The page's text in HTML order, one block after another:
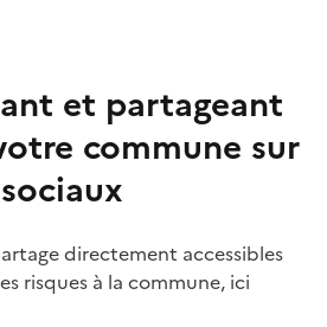
et partageant
commune sur
directement accessibles
risques à la commune, ici